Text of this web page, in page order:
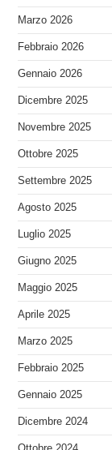
Marzo 2026
Febbraio 2026
Gennaio 2026
Dicembre 2025
Novembre 2025
Ottobre 2025
Settembre 2025
Agosto 2025
Luglio 2025
Giugno 2025
Maggio 2025
Aprile 2025
Marzo 2025
Febbraio 2025
Gennaio 2025
Dicembre 2024